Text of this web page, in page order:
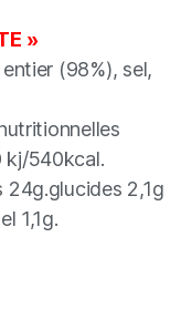
»
(98%), sel,
kj/540kcal.
2,1g
1,1g.